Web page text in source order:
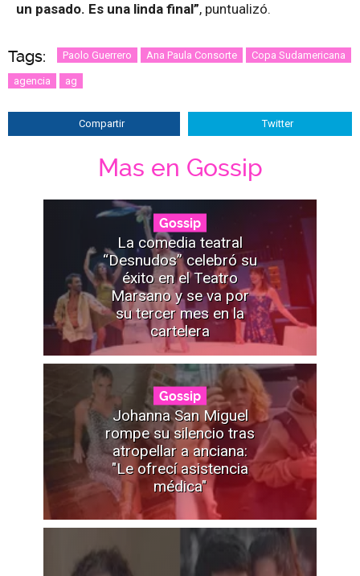
un pasado. Es una linda final”, puntualizó.
Tags: Paolo Guerrero Ana Paula Consorte Copa Sudamericana
agencia ag
Compartir Twitter
Mas en Gossip
Gossip
La comedia teatral
“Desnudos” celebró su
éxito en el Teatro
Marsano y se va por
su tercer mes en la
cartelera
Gossip
Johanna San Miguel
rompe su silencio tras
atropellar a anciana:
"Le ofrecí asistencia
médica"